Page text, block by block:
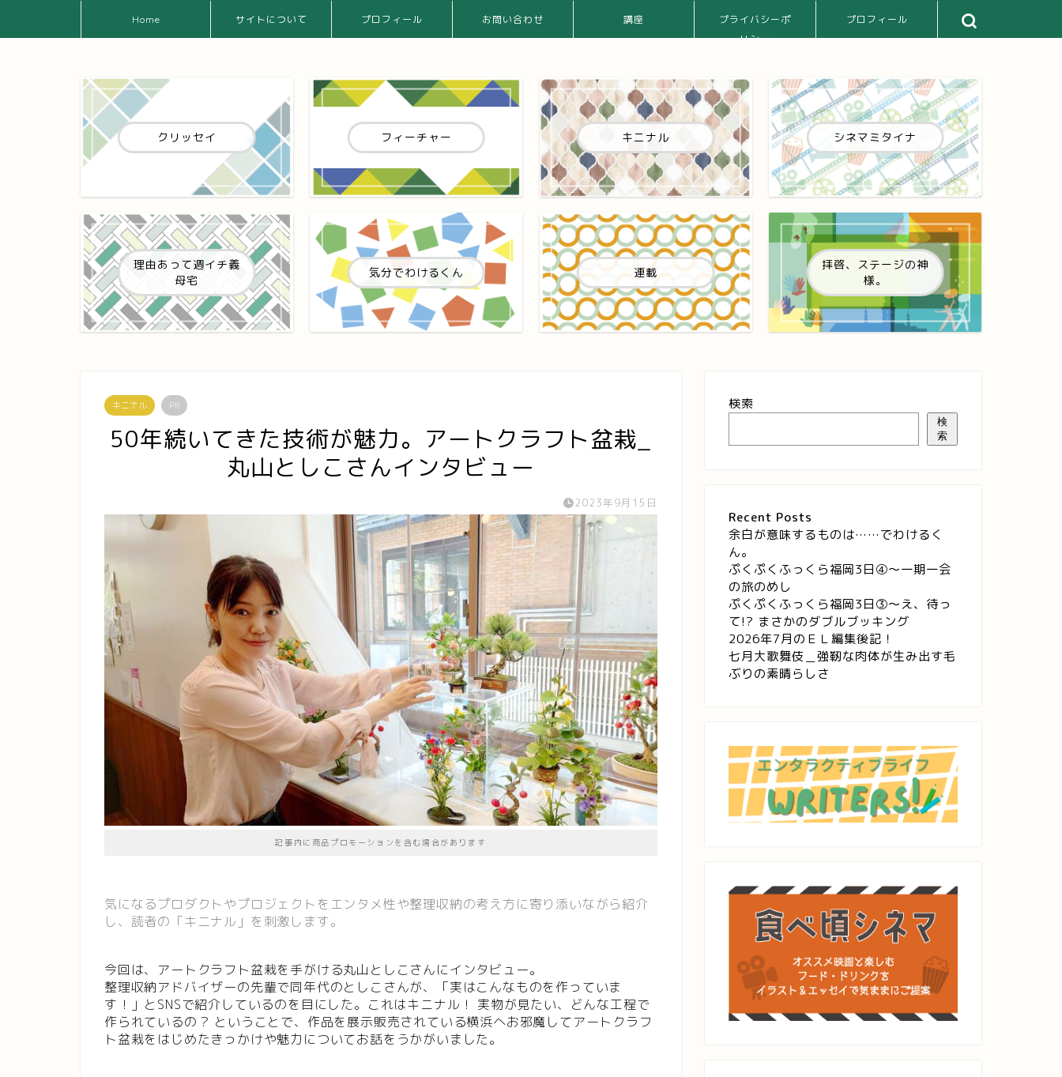
Home サイトについて プロフィール お問い合わせ 講座
プライバシーポ
リシー
プロフィール
クリッセイ フィーチャー キニナル シネマミタイナ
理由あって週イチ義
母宅
気分でわけるくん 連載
拝啓、ステージの神
様。
キニナル PR
50年続いてきた技術が魅力。アートクラフト盆栽_
丸山としこさんインタビュー
2023年9月15日
記事内に商品プロモーションを含む場合があります
気になるプロダクトやプロジェクトをエンタメ性や整理収納の考え方に寄り添いながら紹介
し、読者の「キニナル」を刺激します。
今回は、アートクラフト盆栽を手がける丸山としこさんにインタビュー。
整理収納アドバイザーの先輩で同年代のとしこさんが、「実はこんなものを作っていま
す！」とSNSで紹介しているのを目にした。これはキニナル！ 実物が見たい、どんな工程で
作られているの？ ということで、作品を展示販売されている横浜へお邪魔してアートクラフ
ト盆栽をはじめたきっかけや魅力についてお話をうかがいました。
検索
検
索
Recent Posts
余白が意味するものは……でわけるく
ん。
ぷくぷくふっくら福岡3日④～一期一会
の旅のめし
ぷくぷくふっくら福岡3日③～え、待っ
て!? まさかのダブルブッキング
2026年7月のＥＬ編集後記！
七月大歌舞伎＿強靭な肉体が生み出す毛
ぶりの素晴らしさ